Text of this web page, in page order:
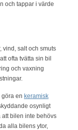
och tappar i värde
vind, salt och smuts
ofta tvätta sin bil
och vaxning
göra en keramisk
osynligt
att bilen inte behövs
alla bilens ytor,